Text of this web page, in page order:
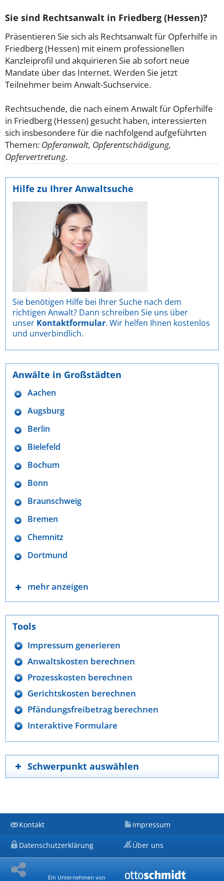
Sie sind Rechtsanwalt in Friedberg (Hessen)?
Präsentieren Sie sich als Rechtsanwalt für Opferhilfe in
Friedberg (Hessen) mit einem professionellen
Kanzleiprofil und akquirieren Sie ab sofort neue
Mandate über das Internet. Werden Sie jetzt
Teilnehmer beim Anwalt-Suchservice.
Rechtsuchende, die nach einem Anwalt für Opferhilfe
in Friedberg (Hessen) gesucht haben, interessierten
sich insbesondere für die nachfolgend aufgeführten
Themen: Opferanwalt, Opferentschädigung,
Opfervertretung.
Hilfe zu Ihrer Anwaltsuche
Sie benötigen Hilfe bei Ihrer Suche nach dem
richtigen Anwalt? Dann schreiben Sie uns über
unser Kontaktformular. Wir helfen Ihnen kostenlos
und unverbindlich.
Anwälte in Großstädten
Aachen
Augsburg
Berlin
Bielefeld
Bochum
Bonn
Braunschweig
Bremen
Chemnitz
Dortmund
mehr anzeigen
Tools
Impressum generieren
Anwaltskosten berechnen
Prozesskosten berechnen
Gerichtskosten berechnen
Pfändungsfreibetrag berechnen
Interaktive Formulare
Schwerpunkt auswählen
Kontakt Impressum
Datenschutzerklärung Über uns
Ein Unternehmen von